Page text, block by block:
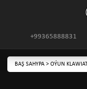
+99365888831
BAŞ SAHYPA > OÝUN